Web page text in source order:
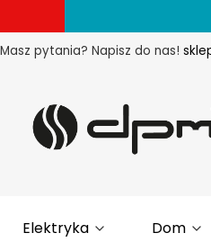
Masz pytania? Napisz do nas!
Elektryka Dom